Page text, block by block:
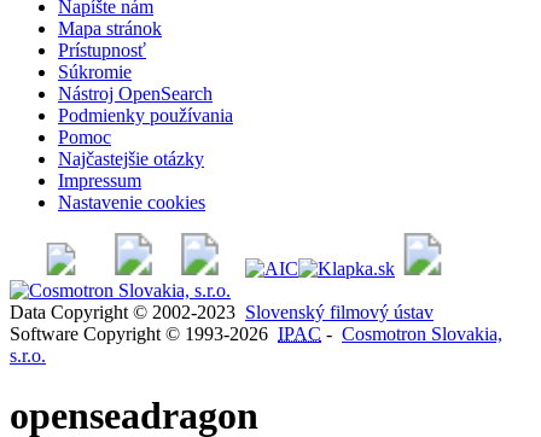
Napíšte nám
Mapa stránok
Prístupnosť
Súkromie
Nástroj OpenSearch
Podmienky používania
Pomoc
Najčastejšie otázky
Impressum
Nastavenie cookies
Data Copyright © 2002-2023 Slovenský filmový ústav
Software Copyright © 1993-2026 IPAC - Cosmotron Slovakia,
s.r.o.
openseadragon